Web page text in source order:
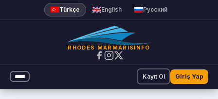
Türkçe English Русский
RHODES MARMARISINFO
Kayıt Ol Giriş Yap